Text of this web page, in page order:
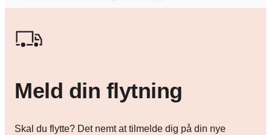
Meld din flytning
Skal du flytte? Det nemt at tilmelde dig på din nye